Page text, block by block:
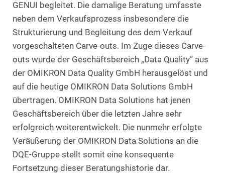
GENUI begleitet. Die damalige Beratung umfasste
neben dem Verkaufsprozess insbesondere die
Strukturierung und Begleitung des dem Verkauf
vorgeschalteten Carve-outs. Im Zuge dieses Carve-
outs wurde der Geschäftsbereich „Data Quality“ aus
der OMIKRON Data Quality GmbH herausgelöst und
auf die heutige OMIKRON Data Solutions GmbH
übertragen. OMIKRON Data Solutions hat jenen
Geschäftsbereich über die letzten Jahre sehr
erfolgreich weiterentwickelt. Die nunmehr erfolgte
Veräußerung der OMIKRON Data Solutions an die
DQE-Gruppe stellt somit eine konsequente
Fortsetzung dieser Beratungshistorie dar.